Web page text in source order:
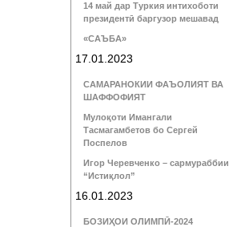
14 май дар Туркия интихоботи
президентӣ баргузор мешавад
«САЪБА»
17.01.2023
САМАРАНОКИИ ФАЪОЛИЯТ ВА
ШАФФОФИЯТ
Мулоқоти Имангали
Тасмагамбетов бо Сергей
Поспелов
Игор Черевченко – сармураббии
“Истиқлол”
16.01.2023
БОЗИҲОИ ОЛИМПӢ-2024